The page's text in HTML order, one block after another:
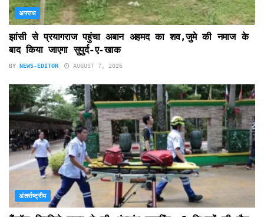
अपराध
झांसी से प्रयागराज पहुंचा अबान अहमद का शव,जुमे की नमाज के
बाद किया जाएगा सुपुर्द-ए-खाक
BY NEWS-EDITOR AUGUST 7, 2026
अंतर्राष्ट्रीय